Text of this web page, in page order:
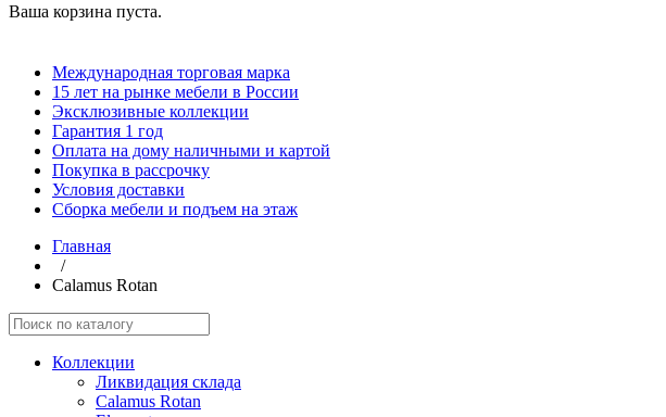
Ваша корзина пуста.
Международная торговая марка
15 лет на рынке мебели в России
Эксклюзивные коллекции
Гарантия 1 год
Оплата на дому наличными и картой
Покупка в рассрочку
Условия доставки
Сборка мебели и подъем на этаж
Главная
/
Calamus Rotan
Коллекции
Ликвидация склада
Calamus Rotan